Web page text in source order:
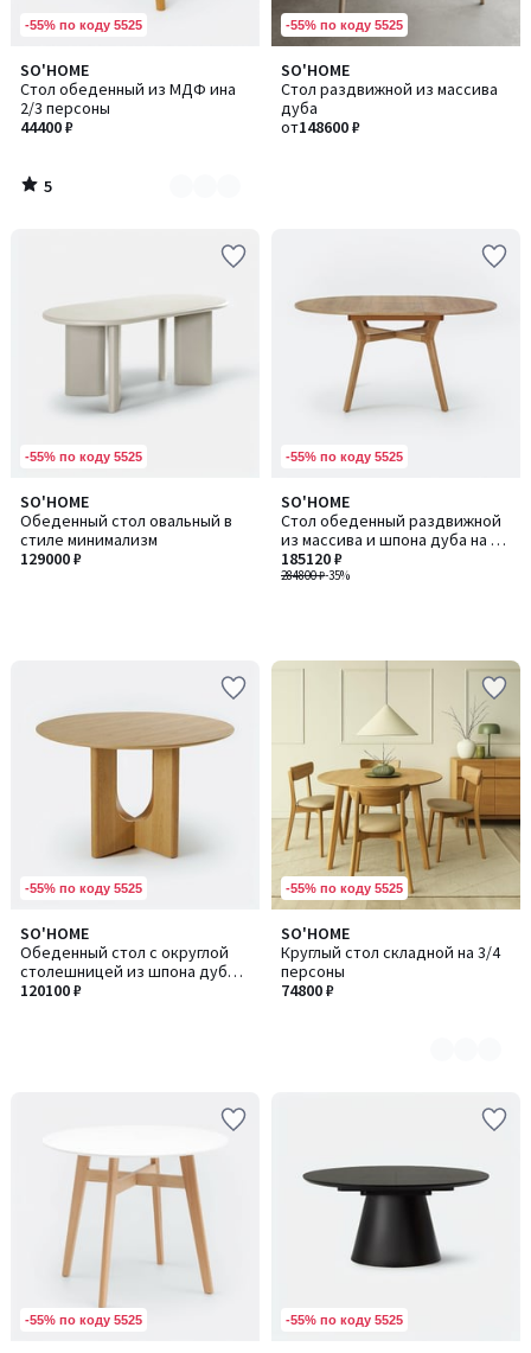
-55% по коду 5525
SO'HOME
Стол обеденный из МДФ ина
2/3 персоны
44400 ₽
5
/
5
Количество
цветов:
2
5
/
-55% по коду 5525
SO'HOME
Стол раздвижной из массива
дуба
от148600 ₽
-55% по коду 5525
SO'HOME
Обеденный стол овальный в
стиле минимализм
129000 ₽
-55% по коду 5525
SO'HOME
Стол обеденный раздвижной
из массива и шпона дуба на 4-
6 персон
284800 ₽-35%
185120 ₽
-55% по коду 5525
SO'HOME
Обеденный стол с округлой
столешницей из шпона дуба,
120 см
120100 ₽
-55% по коду 5525
SO'HOME
Круглый стол складной на 3/4
персоны
74800 ₽
Количество
цветов:
2
-55% по коду 5525 -55% по коду 5525